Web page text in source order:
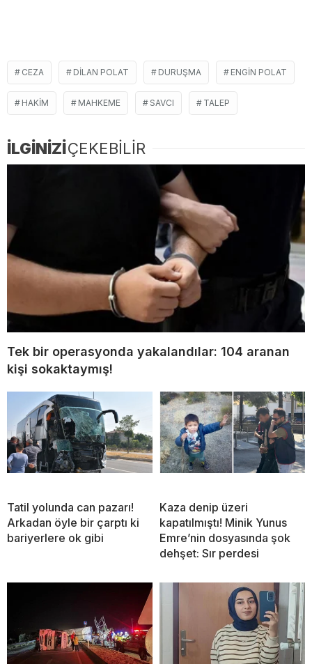
CEZA DILAN POLAT DURUŞMA ENGIN POLAT
HAKIM MAHKEME SAVCI TALEP
İLGİNİZİÇEKEBİLİR
Tek bir operasyonda yakalandılar: 104 aranan
kişi sokaktaymış!
Tatil yolunda can pazarı!
Arkadan öyle bir çarptı ki
bariyerlere ok gibi
Kaza denip üzeri
kapatılmıştı! Minik Yunus
Emre’nin dosyasında şok
dehşet: Sır perdesi